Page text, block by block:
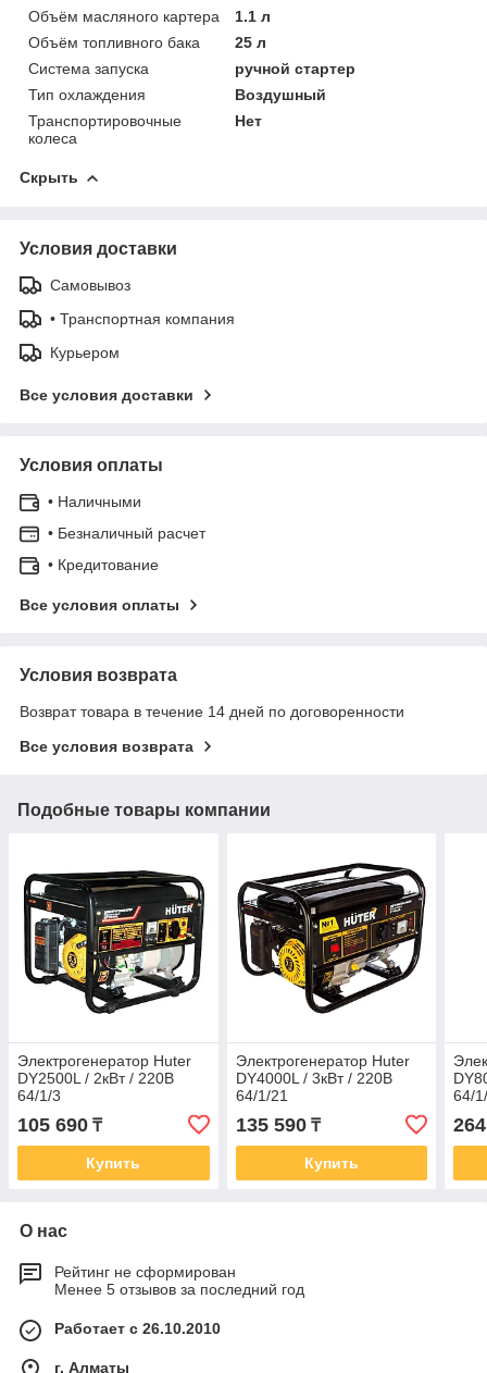
Объём масляного картера
1.1 л
Объём топливного бака
25 л
Система запуска
ручной стартер
Тип охлаждения
Воздушный
Транспортировочные
колеса
Нет
Скрыть
Условия доставки
Самовывоз
• Транспортная компания
Курьером
Все условия доставки
Условия оплаты
• Наличными
• Безналичный расчет
• Кредитование
Все условия оплаты
Условия возврата
Возврат товара в течение 14 дней по договоренности
Все условия возврата
Подобные товары компании
Электрогенератор Huter
DY2500L / 2кВт / 220В
64/1/3
105 690 ₸
Купить
Электрогенератор Huter
DY4000L / 3кВт / 220В
64/1/21
135 590₸
Купить
64/
О нас
Рейтинг не сформирован
Менее 5 отзывов за последний год
Работает с 26.10.2010
г. Алматы